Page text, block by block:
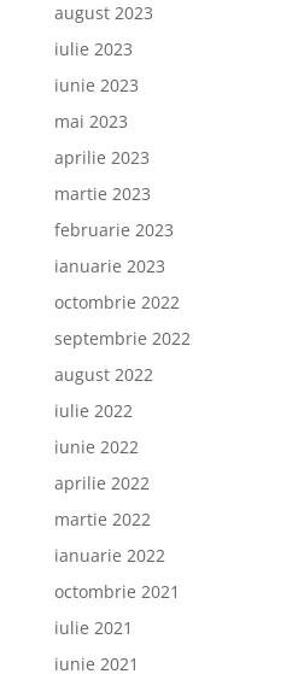
august 2023
iulie 2023
iunie 2023
mai 2023
aprilie 2023
martie 2023
februarie 2023
ianuarie 2023
octombrie 2022
septembrie 2022
august 2022
iulie 2022
iunie 2022
aprilie 2022
martie 2022
ianuarie 2022
octombrie 2021
iulie 2021
iunie 2021